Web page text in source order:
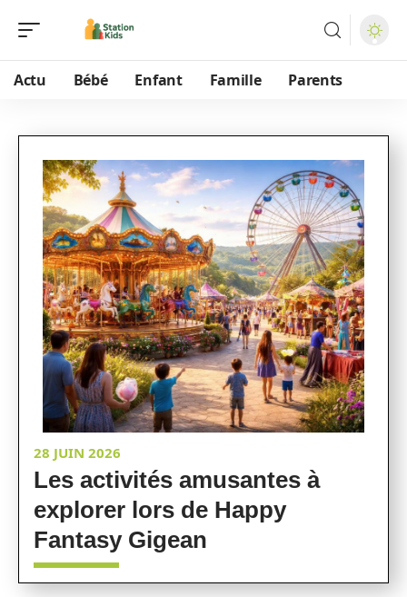
Actu Bébé Enfant Famille Parents
28 JUIN 2026
Les activités amusantes à
explorer lors de Happy
Fantasy Gigean